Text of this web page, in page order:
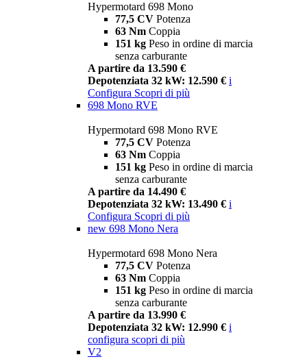
Hypermotard 698 Mono
77,5 CV Potenza
63 Nm Coppia
151 kg Peso in ordine di marcia
senza carburante
A partire da 13.590 €
Depotenziata 32 kW: 12.590 € i
Configura Scopri di più
698 Mono RVE
Hypermotard 698 Mono RVE
77,5 CV Potenza
63 Nm Coppia
151 kg Peso in ordine di marcia
senza carburante
A partire da 14.490 €
Depotenziata 32 kW: 13.490 € i
Configura Scopri di più
new 698 Mono Nera
Hypermotard 698 Mono Nera
77,5 CV Potenza
63 Nm Coppia
151 kg Peso in ordine di marcia
senza carburante
A partire da 13.990 €
Depotenziata 32 kW: 12.990 € i
configura scopri di più
V2